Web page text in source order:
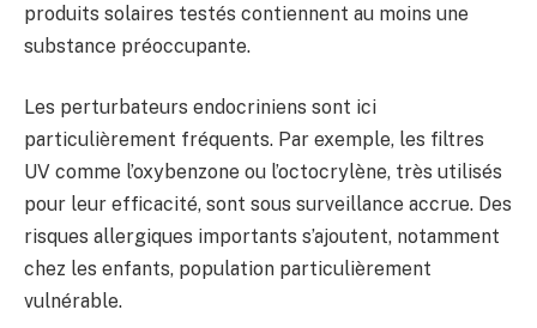
produits solaires testés contiennent au moins une
substance préoccupante.
Les perturbateurs endocriniens sont ici
particulièrement fréquents. Par exemple, les filtres
UV comme l’oxybenzone ou l’octocrylène, très utilisés
pour leur efficacité, sont sous surveillance accrue. Des
risques allergiques importants s’ajoutent, notamment
chez les enfants, population particulièrement
vulnérable.